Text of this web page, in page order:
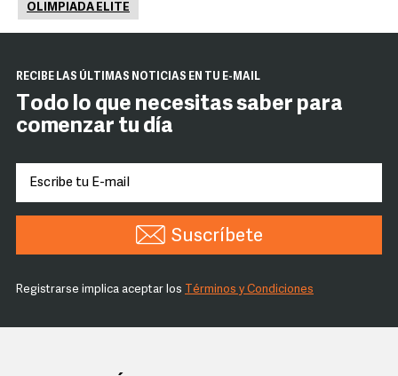
OLIMPIADA ELITE
RECIBE LAS ÚLTIMAS NOTICIAS EN TU E-MAIL
Todo lo que necesitas saber para
comenzar tu día
Suscríbete
Registrarse implica aceptar los Términos y Condiciones